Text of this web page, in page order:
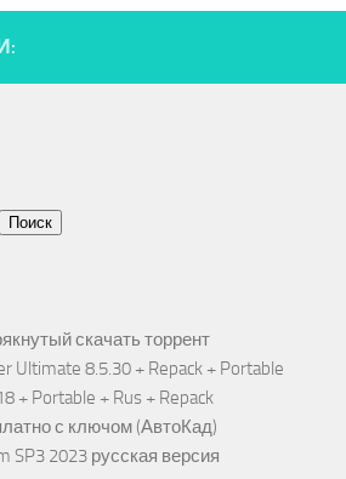
Поиск
скачать торрент
Ultimate 8.5.30 + Repack + Portable
+ Portable + Rus + Repack
с ключом (АвтоКад)
SP3 2023 русская версия